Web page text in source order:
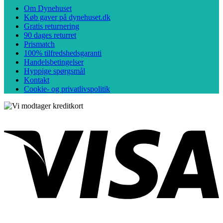
Om Dynehuset
Køb gaver på dynehuset.dk
Gratis returnering
90 dages returret
Prismatch
100% tilfredshedsgaranti
Handelsbetingelser
Hyppige spørgsmål
Kontakt
Cookie- og privatlivspolitik